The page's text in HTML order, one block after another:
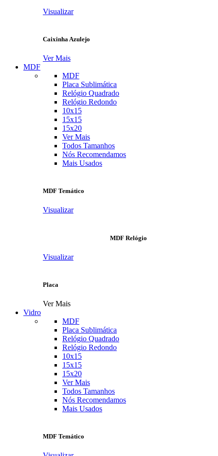
Visualizar
Caixinha Azulejo
Ver Mais
MDF
MDF
Placa Sublimática
Relógio Quadrado
Relógio Redondo
10x15
15x15
15x20
Ver Mais
Todos Tamanhos
Nós Recomendamos
Mais Usados
MDF Temático
Visualizar
MDF Relógio
Visualizar
Placa
Ver Mais
Vidro
MDF
Placa Sublimática
Relógio Quadrado
Relógio Redondo
10x15
15x15
15x20
Ver Mais
Todos Tamanhos
Nós Recomendamos
Mais Usados
MDF Temático